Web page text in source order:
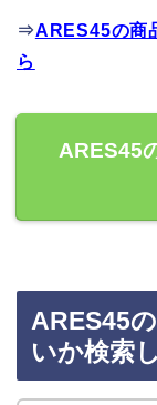
⇒ARES45の商
ら
ARES45
ARES45
いか検索